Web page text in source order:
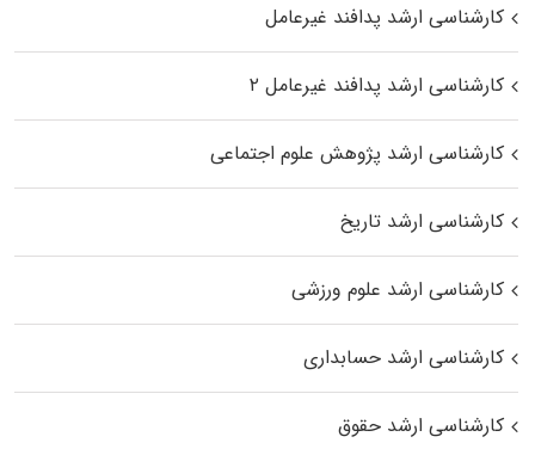
کارشناسی ارشد پدافند غیرعامل
کارشناسی ارشد پدافند غیرعامل ۲
کارشناسی ارشد پژوهش علوم اجتماعی
کارشناسی ارشد تاریخ
کارشناسی ارشد علوم ورزشی
کارشناسی ارشد حسابداری
کارشناسی ارشد حقوق